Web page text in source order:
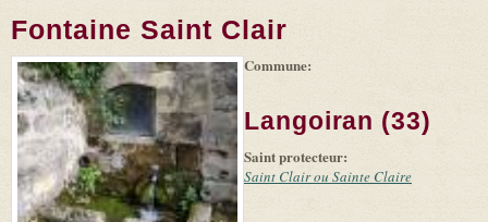
Fontaine Saint Clair
-
Leaflet (link is
|
Tiles
(link is
external)
©
Microsoft
and
suppliers
Commune:
Langoiran (33)
Saint protecteur:
Saint Clair ou Sainte Claire